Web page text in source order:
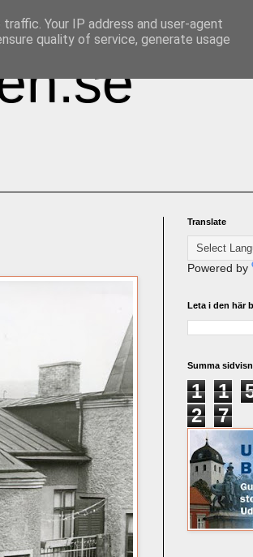
Translate
Powered by
Leta i den här
Summa
1 1
2
7
Your IP address and user-agent
quality of service, generate usage